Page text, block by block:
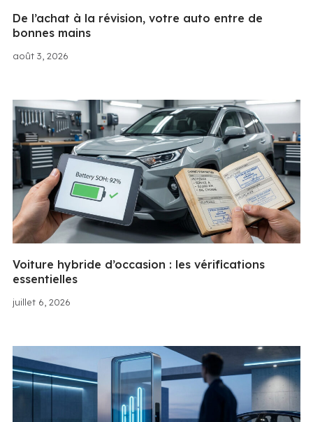
août 3, 2026
De l’achat à la révision, votre auto entre de
bonnes mains
juillet 6, 2026
Voiture hybride d’occasion : les vérifications
essentielles